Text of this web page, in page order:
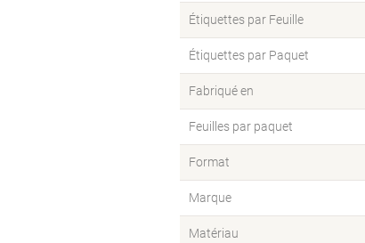
Étiquettes par Feuille
Étiquettes par Paquet
Fabriqué en
Feuilles par paquet
Format
Marque
Matériau